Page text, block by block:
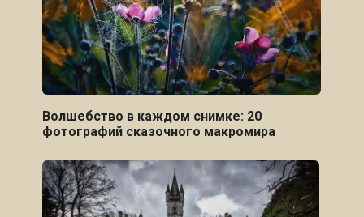
Волшебство в каждом снимке: 20
фотографий сказочного макромира